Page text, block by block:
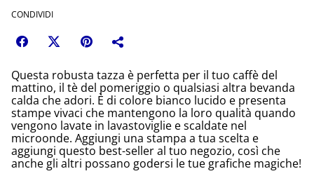
CONDIVIDI
Questa robusta tazza è perfetta per il tuo caffè del
mattino, il tè del pomeriggio o qualsiasi altra bevanda
calda che adori. È di colore bianco lucido e presenta
stampe vivaci che mantengono la loro qualità quando
vengono lavate in lavastoviglie e scaldate nel
microonde. Aggiungi una stampa a tua scelta e
aggiungi questo best-seller al tuo negozio, così che
anche gli altri possano godersi le tue grafiche magiche!